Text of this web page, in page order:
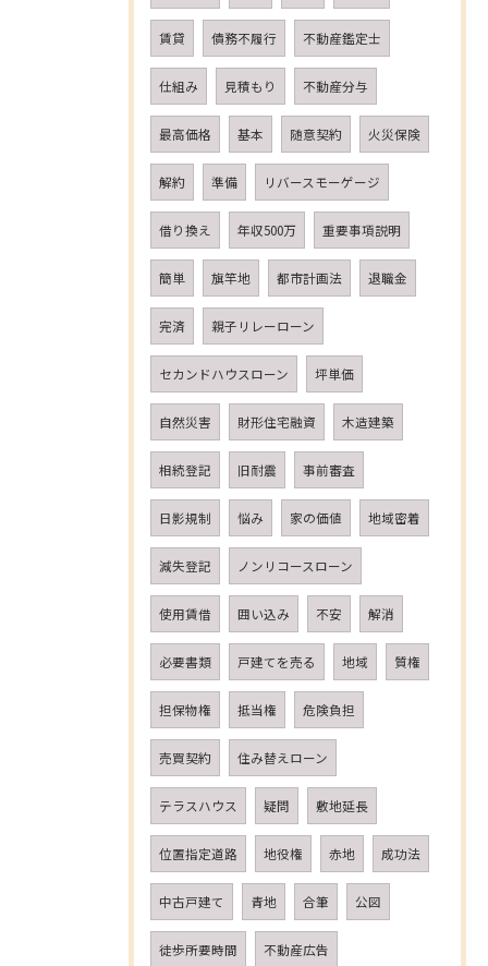
賃貸 債務不履行 不動産鑑定士
仕組み 見積もり 不動産分与
最高価格 基本 随意契約 火災保険
解約 準備 リバースモーゲージ
借り換え 年収500万 重要事項説明
簡単 旗竿地 都市計画法 退職金
完済 親子リレーローン
セカンドハウスローン 坪単価
自然災害 財形住宅融資 木造建築
相続登記 旧耐震 事前審査
日影規制 悩み 家の価値 地域密着
減失登記 ノンリコースローン
使用賃借 囲い込み 不安 解消
必要書類 戸建てを売る 地域 質権
担保物権 抵当権 危険負担
売買契約 住み替えローン
テラスハウス 疑問 敷地延長
位置指定道路 地役権 赤地 成功法
中古戸建て 青地 合筆 公図
徒歩所要時間 不動産広告